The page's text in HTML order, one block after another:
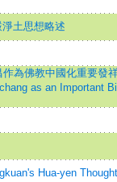
土思想略述
為佛教中國化重要發
as an Important
Hua-yen